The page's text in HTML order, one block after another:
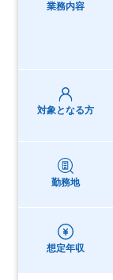
業務内容
対象となる方
勤務地
想定年収